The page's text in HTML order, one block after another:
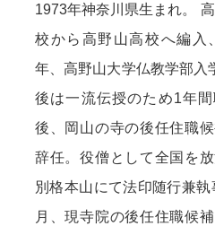
1973年神奈川県生まれ。
校から高野山高校へ編入
年、高野山大学仏教学部入
後は一流伝授のため1年
後、岡山の寺の後任住職
辞任。役僧として全国を
別格本山にて法印随行兼
月、現寺院の後任住職候